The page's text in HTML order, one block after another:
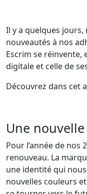
Il y a quelques
nouveautés à nos
Escrim se
digitale et celle de
Découvrez dans cet
Une
Pour l’année de nos
renouveau. La
une identité qui
nouvelles couleurs